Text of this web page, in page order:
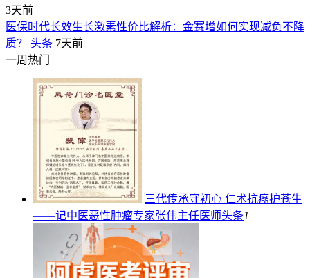
3天前
医保时代长效生长激素性价比解析：金赛增如何实现减负不降
质？
头条 7天前
一周热门
三代传承守初心 仁术抗癌护苍生
——记中医恶性肿瘤专家张伟主任医师头条1